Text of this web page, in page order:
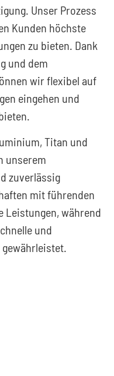
Unser Prozess
Kunden höchste
zu bieten. Dank
und dem
wir flexibel auf
eingehen und
Titan und
unserem
zuverlässig
mit führenden
Leistungen, während
und